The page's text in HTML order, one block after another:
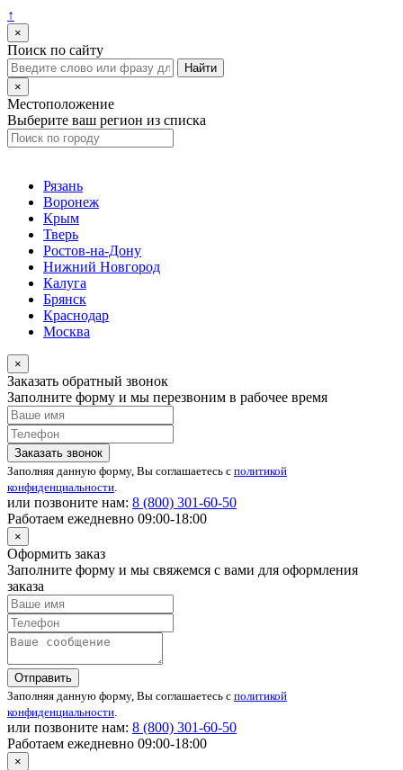
↑
×
Поиск по сайту
×
Местоположение
Выберите ваш регион из списка
Рязань
Воронеж
Крым
Тверь
Ростов-на-Дону
Нижний Новгород
Калуга
Брянск
Краснодар
Москва
×
Заказать обратный звонок
Заполните форму и мы перезвоним в рабочее время
Заказать звонок
Заполняя данную форму, Вы соглашаетесь с политикой
конфиденциальности.
или позвоните нам: 8 (800) 301-60-50
Работаем ежедневно 09:00-18:00
×
Оформить заказ
Заполните форму и мы свяжемся с вами для оформления
заказа
Отправить
Заполняя данную форму, Вы соглашаетесь с политикой
конфиденциальности.
или позвоните нам: 8 (800) 301-60-50
Работаем ежедневно 09:00-18:00
×